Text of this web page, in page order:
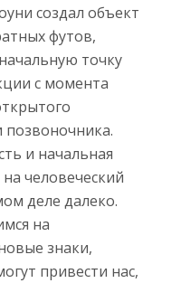
создал объект
футов,
точку
с момента
позвоночника.
и начальная
человеческий
деле далеко.
на
знаки,
привести нас,